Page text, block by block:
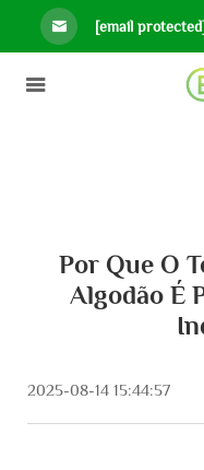
[email
Por Que O
Algodão É
2025-08-14 15:44:57